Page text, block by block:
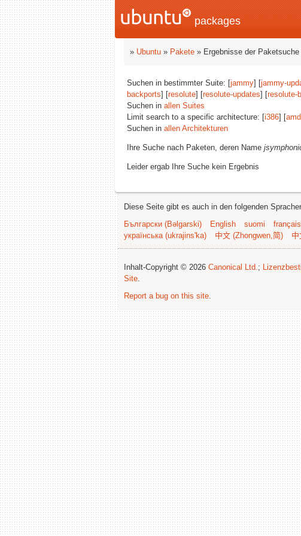
packages
» Ubuntu » Pakete » Ergebnisse der Paketsuche
Suchen in bestimmter Suite: [jammy] [jammy-
backports] [resolute] [resolute-updates] [resolute-
Suchen in allen Suites
Limit search to a specific architecture: [i386] [
Suchen in allen Architekturen
Ihre Suche nach Paketen, deren Name
Leider ergab Ihre Suche kein Ergebnis
Diese Seite gibt es auch in den folgenden
Български (Bəlgarski)
English suomi français
українська (ukrajins'ka)
中文 (Zhongwen,简)
Inhalt-Copyright © 2026 Canonical Ltd.;
Site.
Report a bug on this site.